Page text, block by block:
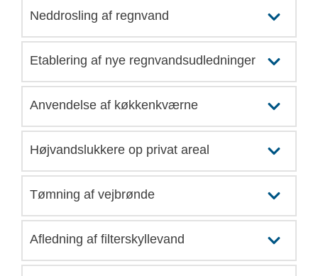
Neddrosling af regnvand
Etablering af nye regnvandsudledninger
Anvendelse af køkkenkværne
Højvandslukkere op privat areal
Tømning af vejbrønde
Afledning af filterskyllevand